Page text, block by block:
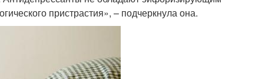
пристрастия», – подчеркнула она.